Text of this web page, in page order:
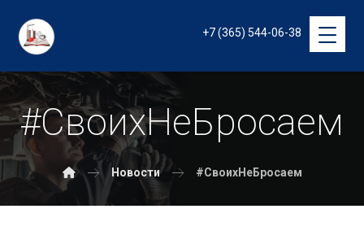
+7 (365) 544-06-38
#СвоихНеБросаем
Новости #СвоихНеБросаем